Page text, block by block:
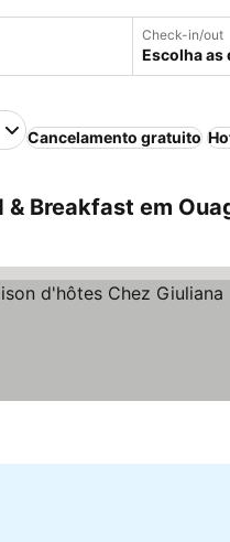
Check-in/out
Escolha as
Cancelamento gratuito
Breakfast em